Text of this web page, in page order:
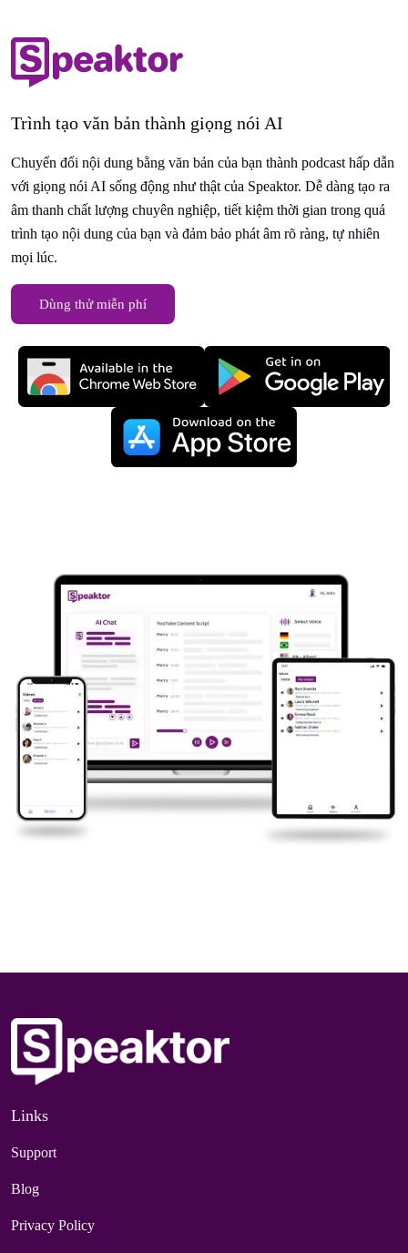
Trình tạo văn bản thành giọng nói AI
Chuyển đổi nội dung bằng văn bản của bạn thành podcast hấp dẫn
với giọng nói AI sống động như thật của Speaktor. Dễ dàng tạo ra
âm thanh chất lượng chuyên nghiệp, tiết kiệm thời gian trong quá
trình tạo nội dung của bạn và đảm bảo phát âm rõ ràng, tự nhiên
mọi lúc.
Dùng thử miễn phí
Links
Support
Blog
Privacy Policy